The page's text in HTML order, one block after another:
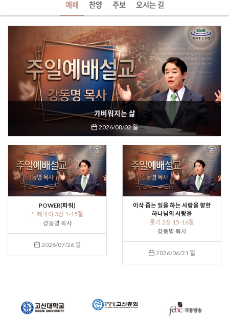
예배 찬양 주보 오시는 길
가벼워지는 삶
2026/08/02 일
POWER(파워)
느헤미야 3장 1-15절
강동명 목사
2026/07/26 일
이삭 줍는 일을 하는 사람을 향한
하나님의 사랑을
룻기 2장 15-16절
강동명 목사
2026/06/21 일